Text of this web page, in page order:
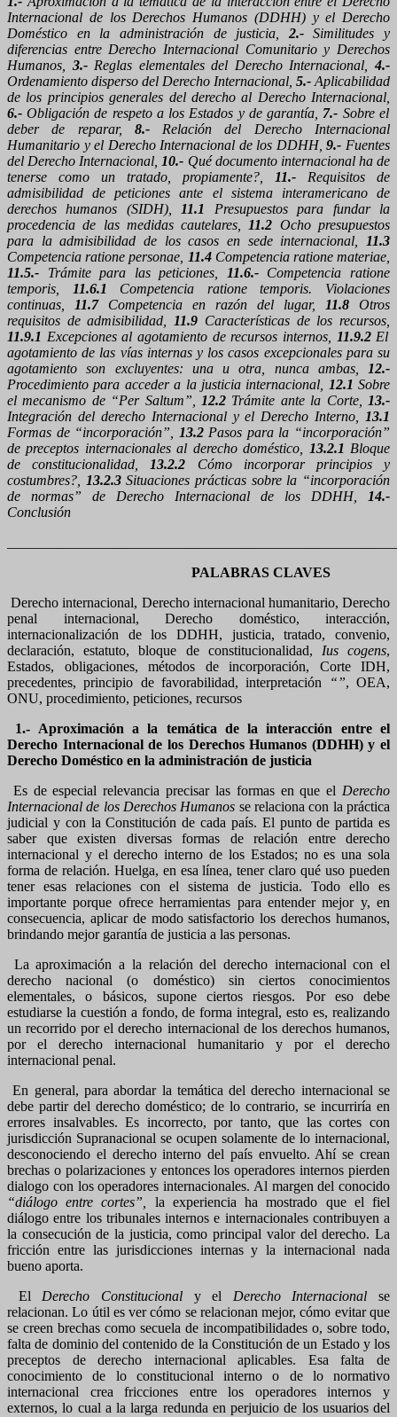
Internacional de los Derechos Humanos (DDHH) y el Derecho
Doméstico en la administración de justicia,
2.-Similitudes y
diferencias entre Derecho Internacional Comunitario y Derechos
Humanos,
3.- Reglas elementales del Derecho Internacional,
4.-
Ordenamiento disperso del Derecho Internacional, 5.- Aplicabilidad
de los principios generales del derecho al Derecho Internacional,
6.-Obligación de respeto a los Estados y de garantía, 7.- Sobre el
deber de reparar, 8.- Relación del Derecho Internacional
Humanitario y el Derecho Internacional de los DDHH, 9.- Fuentes
del Derecho Internacional, 10.- Qué documento internacional ha de
tenerse como un tratado, propiamente?,
11.- Requisitos de
admisibilidad de peticiones ante el sistema interamericano de
derechos humanos (SIDH),
11.1 Presupuestos para fundar la
procedencia de las medidas cautelares,
11.2 Ocho presupuestos
para la admisibilidad de los casos en sede internacional,
11.3
Competencia ratione personae,
11.4 Competencia ratione materiae,
11.5.- Trámite para las peticiones, 11.6.- Competencia ratione
temporis,
11.6.1 Competencia ratione temporis. Violaciones
continuas,
11.7 Competencia en razón del lugar, 11.8 Otros
requisitos de admisibilidad,
11.9 Características de los recursos,
11.9.1 Excepciones al agotamiento de recursos internos, 11.9.2 El
agotamiento de las vías internas y los casos excepcionales para su
agotamiento son excluyentes: una u otra, nunca ambas,
12.-
Procedimiento para acceder a la justicia internacional,
12.1 Sobre
el mecanismo de “Per Saltum”,
12.2 Trámite ante la Corte,
13.-
Integración del derecho Internacional y el Derecho Interno,
13.1
Formas de “incorporación”,
13.2 Pasos para la “incorporación”
de preceptos internacionales al derecho doméstico,
13.2.1 Bloque
de constitucionalidad,
13.2.2 Cómo incorporar principios y
costumbres?,
13.2.3Situaciones prácticas sobre la “incorporación
de normas” de Derecho Internacional de los DDHH,
14.-
Conclusión
PALABRAS CLAVES
Derecho internacional, Derecho internacional humanitario, Derecho
penal internacional, Derecho doméstico, interacción,
internacionalización de los DDHH, justicia, tratado, convenio,
declaración, estatuto, bloque de constitucionalidad, Ius cogens,
Estados, obligaciones, métodos de incorporación, Corte IDH,
precedentes, principio de favorabilidad, interpretación
“”, OEA,
ONU, procedimiento, peticiones, recursos
1.- Aproximación a la temática de la interacción entre el
Derecho Internacional de los Derechos Humanos (DDHH) y el
Derecho Doméstico en la administración de justicia
Es de especial relevancia precisar las formas en que el Derecho
Internacional de los Derechos Humanos se relaciona con la práctica
judicial y con la Constitución de cada país. El punto de partida es
saber que existen diversas formas de relación entre derecho
internacional y el derecho interno de los Estados; no es una sola
forma de relación. Huelga, en esa línea, tener claro qué uso pueden
tener esas relaciones con el sistema de justicia. Todo ello es
importante porque ofrece herramientas para entender mejor y, en
consecuencia, aplicar de modo satisfactorio los derechos humanos,
brindando mejor garantía de justicia a las personas.
La aproximación a la relación del derecho internacional con el
derecho nacional (o doméstico) sin ciertos conocimientos
elementales, o básicos, supone ciertos riesgos. Por eso debe
estudiarse la cuestión a fondo, de forma integral, esto es, realizando
un recorrido por el derecho internacional de los derechos humanos,
por el derecho internacional humanitario y por el derecho
internacional penal.
En general, para abordar la temática del derecho internacional se
debe partir del derecho doméstico; de lo contrario, se incurriría en
errores insalvables. Es incorrecto, por tanto, que las cortes con
jurisdicción Supranacional se ocupen solamente de lo internacional,
desconociendo el derecho interno del país envuelto. Ahí se crean
brechas o polarizaciones y entonces los operadores internos pierden
dialogo con los operadores internacionales. Al margen del conocido
“diálogo entre cortes”,
la experiencia ha mostrado que el fiel
diálogo entre los tribunales internos e internacionales contribuyen a
la consecución de la justicia, como principal valor del derecho. La
fricción entre las jurisdicciones internas y la internacional nada
bueno aporta.
El Derecho Constitucionaly el Derecho Internacional se
relacionan. Lo útil es ver cómo se relacionan mejor, cómo evitar que
se creen brechas como secuela de incompatibilidades o, sobre todo,
falta de dominio del contenido de la Constitución de un Estado y los
preceptos de derecho internacional aplicables. Esa falta de
conocimiento de lo constitucional interno o de lo normativo
internacional crea fricciones entre los operadores internos y
externos, lo cual a la larga redunda en perjuicio de los usuarios del